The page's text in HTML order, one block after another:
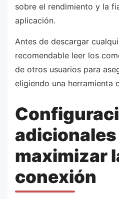
sobre el rendimiento y la
aplicación.
Antes de descargar
recomendable leer los
de otros usuarios para
eligiendo una herramienta
adicionales
maximizar
conexión